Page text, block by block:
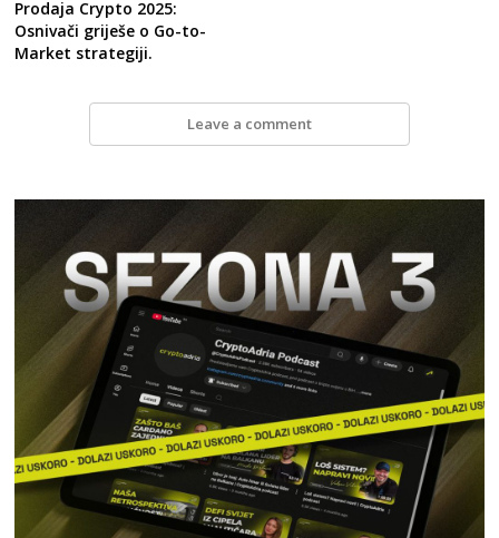
Prodaja Crypto 2025:
Osnivači griješe o Go-to-
Market strategiji.
Leave a comment